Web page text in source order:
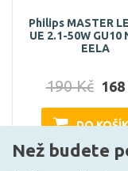
Philips MASTER
UE 2.1-50W GU10
EELA
190 Kč 168
DO
Než budete